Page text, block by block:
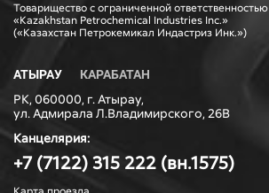
Товарищество с ограниченной ответственностью
«Kazakhstan Petrochemical Industries Inc.»
(«Казахстан Петрокемикал Индастриз Инк.»)
АТЫРАУ КАРАБАТАН
РК, 060000, г. Атырау,
ул. Адмирала Л.Владимирского, 26В
Канцелярия:
+7 (7122) 315 222 (вн.1575)